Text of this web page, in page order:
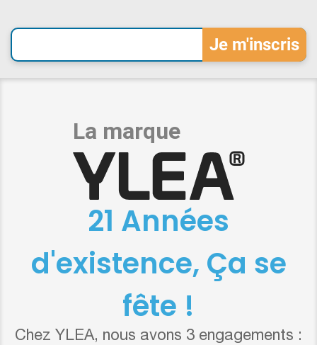
21 Années
d'existence, Ça se
fête !
Chez YLEA, nous avons 3 engagements :